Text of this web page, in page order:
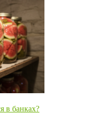
в банках?